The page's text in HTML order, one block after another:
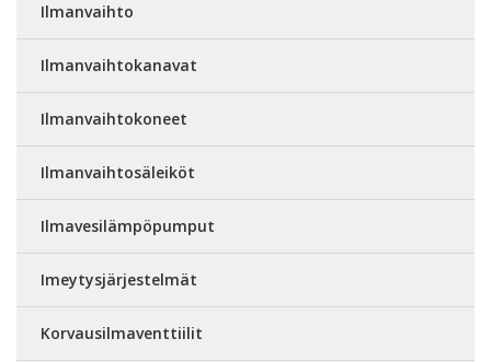
Ilmanvaihto
Ilmanvaihtokanavat
Ilmanvaihtokoneet
Ilmanvaihtosäleiköt
Ilmavesilämpöpumput
Imeytysjärjestelmät
Korvausilmaventtiilit